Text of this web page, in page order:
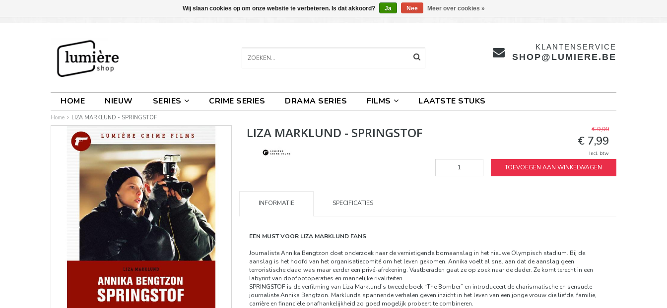
KLANTENSERVICE
SHOP@LUMIERE.BE
HOME NIEUW SERIES CRIME SERIES DRAMA SERIES FILMS LAATSTE STUKS
Home LIZA MARKLUND - SPRINGSTOF
LIZA MARKLUND - SPRINGSTOF € 9,99
€ 7,99
Incl. btw
TOEVOEGEN AAN WINKELWAGEN
INFORMATIE SPECIFICATIES
EEN MUST VOOR LIZA MARKLUND FANS
Journaliste Annika Bengtzon doet onderzoek naar de vernietigende bomaanslag in het nieuwe Olympisch stadium. Bij de
aanslag is het hoofd van het organisatiecomité om het leven gekomen. Annika voelt al snel aan dat de aanslag geen
terroristische daad was maar eerder een privé-afrekening. Vastberaden gaat ze op zoek naar de dader. Ze komt terecht in een
labyrint van doofpotoperaties en mannelijke rivaliteiten.
SPRINGSTOF is de verfilming van Liza Marklund’s tweede boek “The Bomber” en introduceert de charismatische en sensuele
journaliste Annika Bengtzon. Marklunds spannende verhalen geven inzicht in het leven van een jonge vrouw die liefde, familie,
carrière en financiële onafhankelijkheid zo goed mogelijk probeert te combineren.
Wij slaan cookies op om onze website te verbeteren. Is dat akkoord? Ja Nee Meer over cookies »